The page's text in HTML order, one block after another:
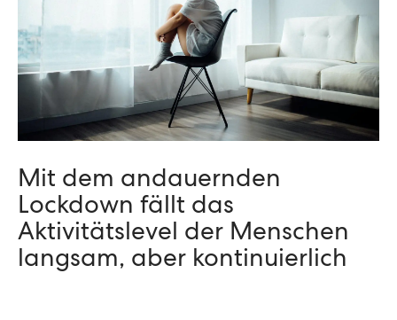
Mit dem andauernden
Lockdown fällt das
Aktivitätslevel der Menschen
langsam, aber kontinuierlich